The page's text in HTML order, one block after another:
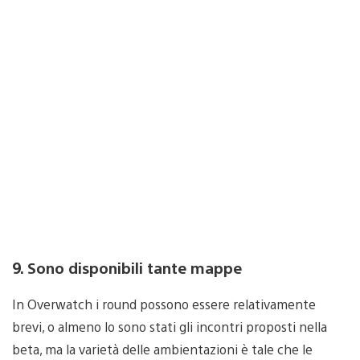
9. Sono disponibili tante mappe
In Overwatch i round possono essere relativamente
brevi, o almeno lo sono stati gli incontri proposti nella
beta, ma la varietà delle ambientazioni è tale che le